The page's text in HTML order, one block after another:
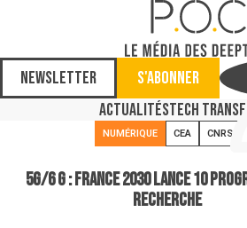
Newsletter
S'abonner
ActualitésTech
NUMÉRIQUE CEA CNRS
5G/6 G : France 2030 lance 10
recherche